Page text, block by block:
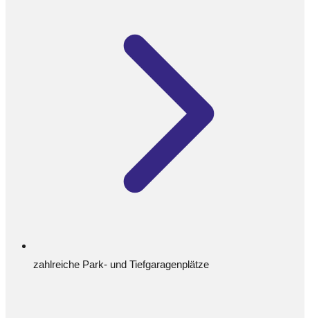
zahlreiche Park- und Tiefgaragenplätze